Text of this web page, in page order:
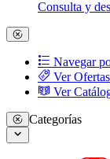
Consulta y
Navegar
Ver Ofertas
Ver
Categorías